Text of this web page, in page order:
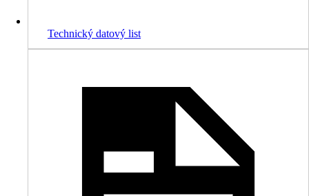
Technický datový list